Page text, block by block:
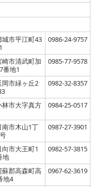
市平江町43
0986-24-9757
市清武町加
番地1
0985-77-9578
岡市緑ヶ丘2
0982-32-8357
林市大字真方
0984-25-0517
南市木山1丁
0987-27-3901
市大王町1
地
0982-57-3815
蘇郡高森町高
地4
0967-62-3619